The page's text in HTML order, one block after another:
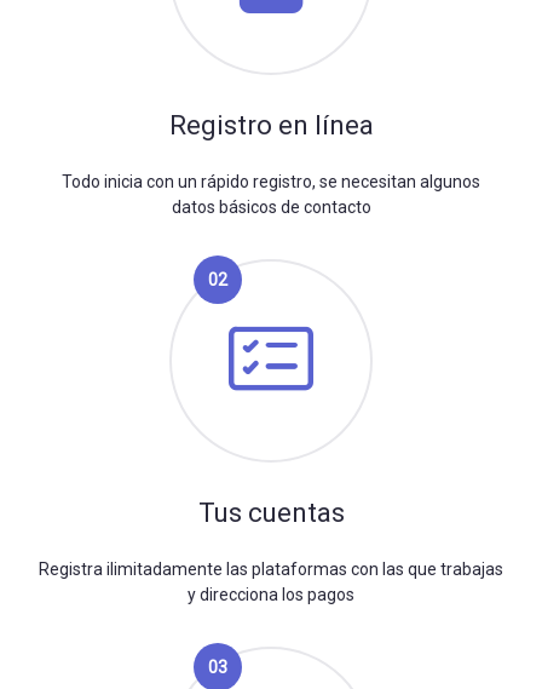
Registro en línea
Todo inicia con un rápido registro, se necesitan algunos
datos básicos de contacto
02
Tus cuentas
Registra ilimitadamente las plataformas con las que trabajas
y direcciona los pagos
03